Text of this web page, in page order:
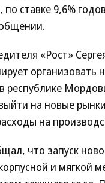
по ставке 9,6%
«Рост»
организовать
республике
на новые
на
что запуск
и мягкой